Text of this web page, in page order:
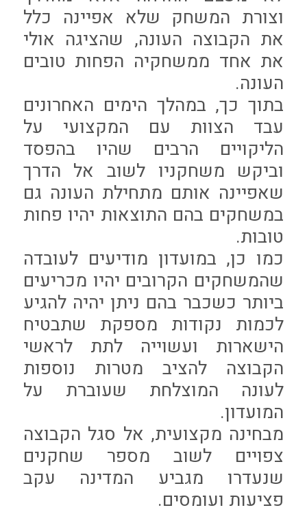
וצורת המשחק שלא אפיינה כלל
את הקבוצה העונה, שהציגה אולי
את אחד ממשחקיה הפחות טובים
העונה.
בתוך כך, במהלך הימים האחרונים
עבד הצוות עם המקצועי על
הליקויים הרבים שהיו בהפסד
וביקש משחקניו לשוב אל הדרך
שאפיינה אותם מתחילת העונה גם
במשחקים בהם התוצאות יהיו פחות
טובות.
כמו כן, במועדון מודיעים לעובדה
שהמשחקים הקרובים יהיו מכריעים
ביותר כשכבר בהם ניתן יהיה להגיע
לכמות נקודות מספקת שתבטיח
הישארות ועשוייה לתת לראשי
הקבוצה להציב מטרות נוספות
לעונה המוצלחת שעוברת על
המועדון.
מבחינה מקצועית, אל סגל הקבוצה
צפויים לשוב מספר שחקנים
שנעדרו מגביע המדינה עקב
פציעות ועומסים.